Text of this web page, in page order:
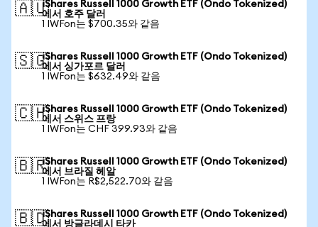
🇦🇺iShares Russell 1000 Growth ETF (Ondo Tokenized)
에서 호주 달러
1 IWFon는 $700.35와 같음
🇸🇬iShares Russell 1000 Growth ETF (Ondo Tokenized)
에서 싱가포르 달러
1 IWFon는 $632.49와 같음
🇨🇭iShares Russell 1000 Growth ETF (Ondo Tokenized)
에서 스위스 프랑
1 IWFon는 CHF 399.93와 같음
🇧🇷iShares Russell 1000 Growth ETF (Ondo Tokenized)
에서 브라질 헤알
1 IWFon는 R$2,522.70와 같음
🇧🇩iShares Russell 1000 Growth ETF (Ondo Tokenized)
에서 방글라데시 타카